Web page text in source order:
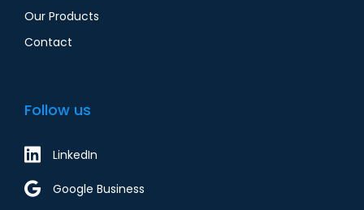
Our Products
Contact
Follow us
LinkedIn
Google Business